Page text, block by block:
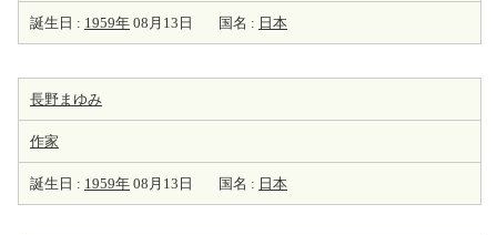
誕生日 : 1959年 08月13日 国名 : 日本
長野まゆみ
作家
誕生日 : 1959年 08月13日 国名 : 日本